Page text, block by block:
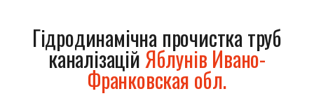
Гідродинамічна прочистка труб
каналізаційЯблунів Ивано-
Франковская обл.